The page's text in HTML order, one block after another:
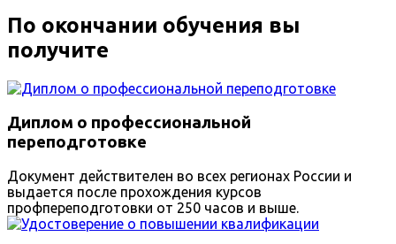
По окончании обучения вы
получите
Диплом о профессиональной
переподготовке
Документ действителен во всех регионах России и
выдается после прохождения курсов
профпереподготовки от 250 часов и выше.